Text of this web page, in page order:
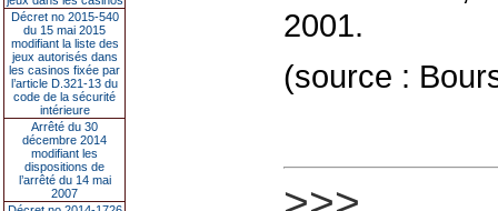
Décret no 2015-540
du 15 mai 2015
modifiant la liste des
jeux autorisés dans
les casinos fixée par
l’article D.321-13 du
code de la sécurité
intérieure
Arrêté du 30
décembre 2014
modifiant les
dispositions de
l’arrêté du 14 mai
2007
2001.
(source :